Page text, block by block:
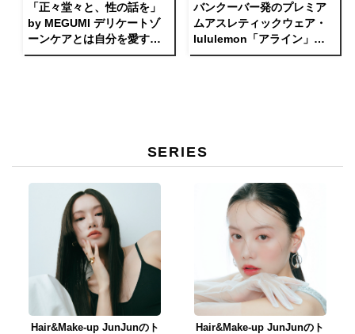
「正々堂々と、性の話を」
by MEGUMI デリケートゾ
ーンケアとは自分を愛する
こと
バンクーバー発のプレミア
ムアスレティックウェア・
lululemon「アライン」シ
リーズの魅力
SERIES
Hair&Make-up JunJunのト
Hair&Make-up JunJunのト